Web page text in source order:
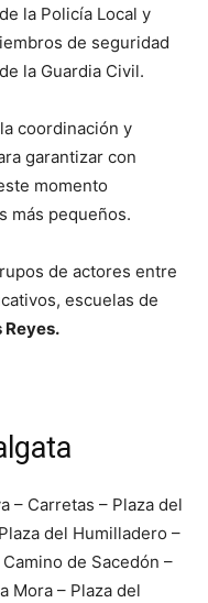
la Policía Local y
de seguridad
la Guardia Civil.
coordinación y
garantizar con
momento
más pequeños.
de actores entre
escuelas de
Reyes.
– Carretas – Plaza del
del Humilladero –
de Sacedón –
Mora – Plaza del